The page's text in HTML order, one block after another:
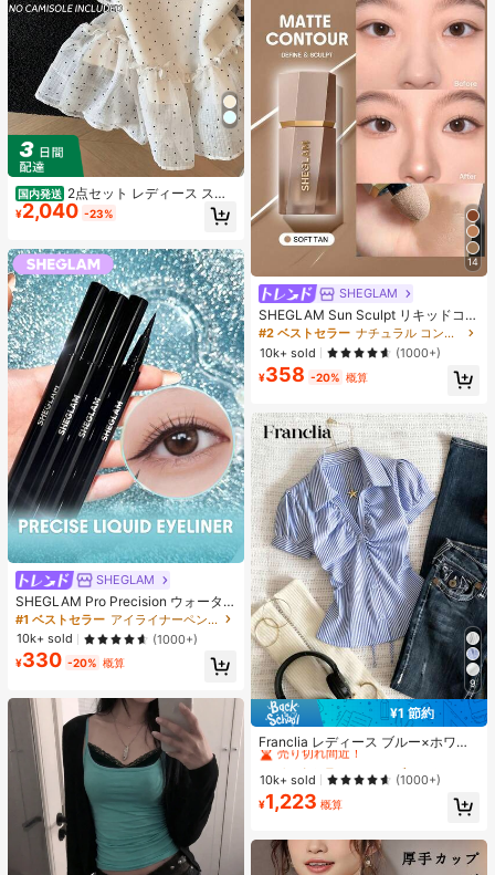
国内発送 2点セット レディース スイ
ートスタイル 水玉模様 メッシュ フ
リル パフスリーブ クロップトップ
ップス 半袖 ドット柄 ショート丈 透
け感 シースルー ガーリー 大人可愛
い フェミニン 春夏
¥2,040 -23%
SHEGLAM
SHEGLAM Pro Precision ウォータ
ープルーフリキッドアイライナー-Bl
ack 女性と女の子のためのブランド
ビューティーコスメメイクアップ
#1 ベストセラー
アイライナーペンシル アイライナー
10k+ sold
(1000+)
¥330 -20% 概算
14
SHEGLAM
SHEGLAM Sun Sculpt リキッドコン
ター-Soft Tan ノーズシャドウ シェ
ーディング 女性と女の子のためのブ
ランドビューティーコスメメイクア
ップ
#2 ベストセラー
ナチュラル コントゥア＆ブロンザー
10k+ sold
(1000+)
¥358 -20% 概算
9
¥1 節約
Franclia レディース ブルー×ホワイ
ト ストライプ ボタン付きシャーリン
グ Vネックシャツ 夏向け エフォート
レスシック ブラウス 通学・新学期向
け 春カジュアル
#1 ベストセラー
に ファブリック 柔らかなオフィスブラウス
売り切れ間近！
#1 ベストセラー
売り切れ間近！
#1 ベストセラー
売り切れ間近！
#1 ベストセラー
に ファブリック 柔らかなオフィスブラウス
10k+ sold (1000+)
¥1,223 概算